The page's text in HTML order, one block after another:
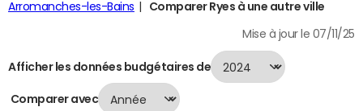
Arromanches-les-Bains
Comparer Ryes à une autre ville
Mise à jour le 07/11/25
Afficher les données budgétaires de
Comparer avec